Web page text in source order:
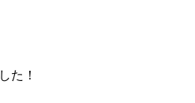
た！